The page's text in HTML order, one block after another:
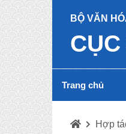
BỘ VĂN
Trang chủ
Hợp